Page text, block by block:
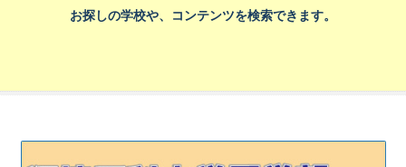
お探しの学校や、コンテンツを検索できます。